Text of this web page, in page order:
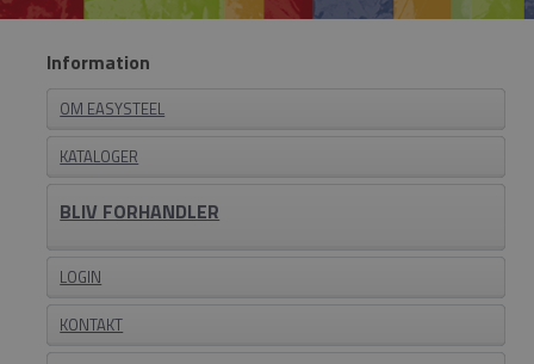
Information
OM EASYSTEEL
KATALOGER
BLIV FORHANDLER
LOGIN
KONTAKT